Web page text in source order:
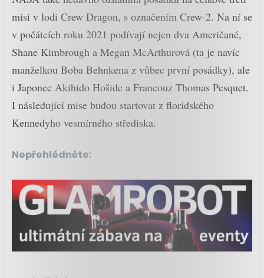
misi v lodi Crew Dragon, s označením Crew-2. Na ní se
v počátcích roku 2021 podívají nejen dva Američané,
Shane Kimbrough a Megan McArthurová (ta je navíc
manželkou Boba Behnkena z vůbec první posádky), ale
i Japonec Akihido Hošide a Francouz Thomas Pesquet.
I následující mise budou startovat z floridského
Kennedyho vesmírného střediska.
Nepřehlédněte: